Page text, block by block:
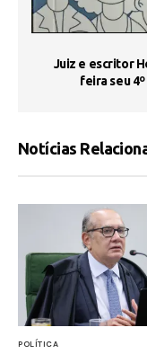
Juiz e escritor
feira seu
Notícias
POLÍTICA